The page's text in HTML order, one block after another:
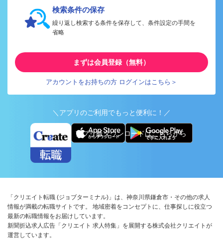
検索条件の保存
繰り返し検索する条件を保存して、条件設定の手間を
省略
まずは会員登録（無料）
アカウントをお持ちの方 ログインはこちら＞
＼アプリのご利用でもっと便利に！／
アプリ版ダウンロードはこちらから
「クリエイト転職 (ジョブターミナル)」は、神奈川県鎌倉市・その他の求人
情報が満載の転職サイトです。 地域密着をコンセプトに、仕事探しに役立つ
最新の転職情報をお届けしています。
新聞折込求人広告「クリエイト 求人特集」を展開する株式会社クリエイトが
運営しています。